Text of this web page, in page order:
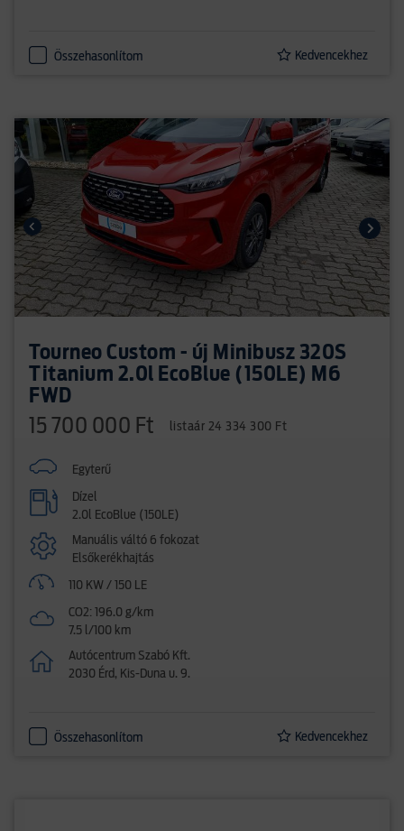
Összehasonlítom Kedvencekhez
Tourneo Custom - új Minibusz 320S
Titanium 2.0l EcoBlue (150LE) M6
FWD
15 700 000 Ft listaár 24 334 300 Ft
Egyterű
Dízel
2.0l EcoBlue (150LE)
Manuális váltó 6 fokozat
Elsőkerékhajtás
110 KW / 150 LE
CO2: 196.0 g/km
7.5 l/100 km
Autócentrum Szabó Kft.
2030 Érd, Kis-Duna u. 9.
Összehasonlítom Kedvencekhez